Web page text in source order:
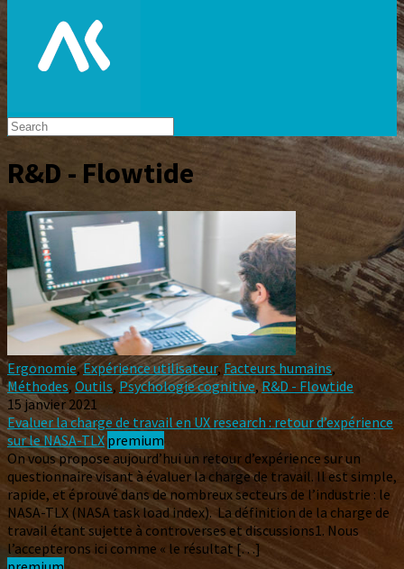
R&D - Flowtide
Ergonomie,Expérience utilisateur, Facteurs humains,
Méthodes, Outils,Psychologie cognitive,R&D - Flowtide
15 janvier 2021
Evaluer la charge de travail en UX research : retour d’expérience
sur le NASA-TLX premium
On vous propose aujourd’hui un retour d’expérience sur un
questionnaire visant à évaluer la charge de travail. Il est simple,
rapide, et éprouvé dans de nombreux secteurs de l’industrie : le
NASA-TLX (NASA task load index). La définition de la charge de
travail étant sujette à controverses et discussions1. Nous
l’accepterons ici comme « le résultat […]